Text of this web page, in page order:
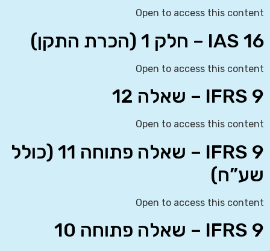
Open to access this content
IAS 16 – חלק 1 (הכרת התקן)
Open to access this content
IFRS 9 – שאלה 12
Open to access this content
IFRS 9 – שאלה פתוחה 11 (כולל
שע”ח)
Open to access this content
IFRS 9 – שאלה פתוחה 10